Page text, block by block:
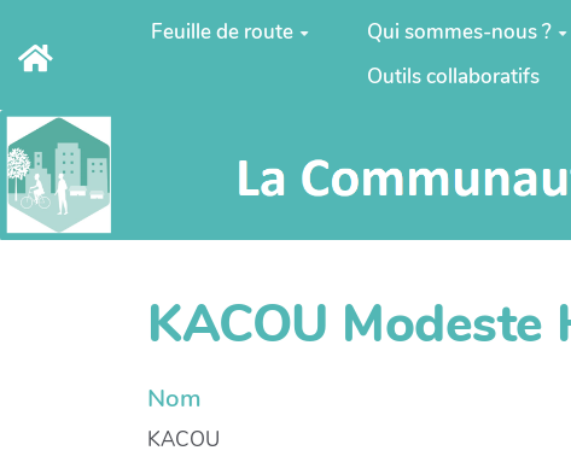
Aller au contenu principal
Feuille de route Qui sommes-nous ?
Outils collaboratifs
KACOU
Nom
KACOU